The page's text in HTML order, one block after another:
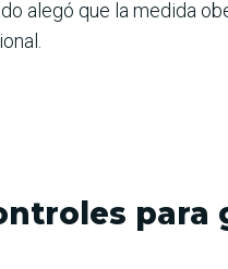
alegó que la medida
para